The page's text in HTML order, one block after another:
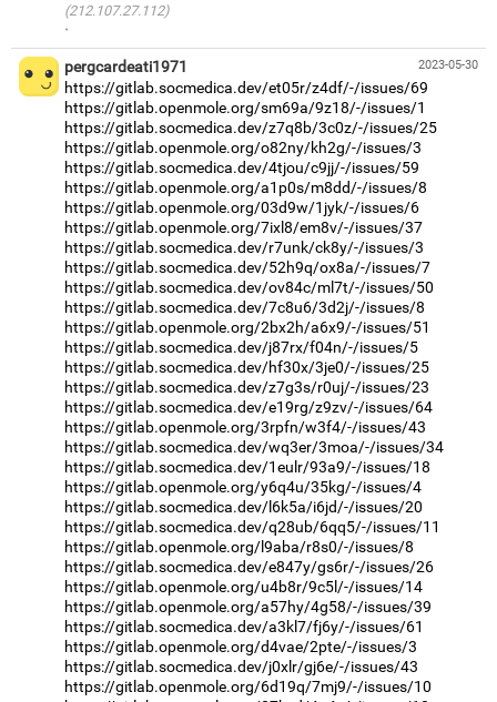
(212.107.27.112)
·
2023-05-30
pergcardeati1971
https://gitlab.socmedica.dev/et05r/z4df/-/issues/69
https://gitlab.openmole.org/sm69a/9z18/-/issues/1
https://gitlab.socmedica.dev/z7q8b/3c0z/-/issues/25
https://gitlab.openmole.org/o82ny/kh2g/-/issues/3
https://gitlab.socmedica.dev/4tjou/c9jj/-/issues/59
https://gitlab.openmole.org/a1p0s/m8dd/-/issues/8
https://gitlab.openmole.org/03d9w/1jyk/-/issues/6
https://gitlab.openmole.org/7ixl8/em8v/-/issues/37
https://gitlab.socmedica.dev/r7unk/ck8y/-/issues/3
https://gitlab.socmedica.dev/52h9q/ox8a/-/issues/7
https://gitlab.socmedica.dev/ov84c/ml7t/-/issues/50
https://gitlab.socmedica.dev/7c8u6/3d2j/-/issues/8
https://gitlab.openmole.org/2bx2h/a6x9/-/issues/51
https://gitlab.socmedica.dev/j87rx/f04n/-/issues/5
https://gitlab.socmedica.dev/hf30x/3je0/-/issues/25
https://gitlab.socmedica.dev/z7g3s/r0uj/-/issues/23
https://gitlab.socmedica.dev/e19rg/z9zv/-/issues/64
https://gitlab.openmole.org/3rpfn/w3f4/-/issues/43
https://gitlab.socmedica.dev/wq3er/3moa/-/issues/34
https://gitlab.socmedica.dev/1eulr/93a9/-/issues/18
https://gitlab.openmole.org/y6q4u/35kg/-/issues/4
https://gitlab.socmedica.dev/l6k5a/i6jd/-/issues/20
https://gitlab.socmedica.dev/q28ub/6qq5/-/issues/11
https://gitlab.openmole.org/l9aba/r8s0/-/issues/8
https://gitlab.socmedica.dev/e847y/gs6r/-/issues/26
https://gitlab.openmole.org/u4b8r/9c5l/-/issues/14
https://gitlab.openmole.org/a57hy/4g58/-/issues/39
https://gitlab.socmedica.dev/a3kl7/fj6y/-/issues/61
https://gitlab.openmole.org/d4vae/2pte/-/issues/3
https://gitlab.socmedica.dev/j0xlr/gj6e/-/issues/43
https://gitlab.openmole.org/6d19q/7mj9/-/issues/10